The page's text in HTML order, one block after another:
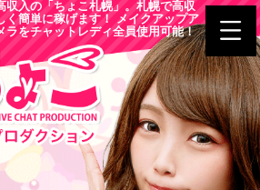
収入の「ちょこ札幌」。札幌で高収
く簡単に稼げます！ メイクアップア
ラをチャットレディ全員使用可能！